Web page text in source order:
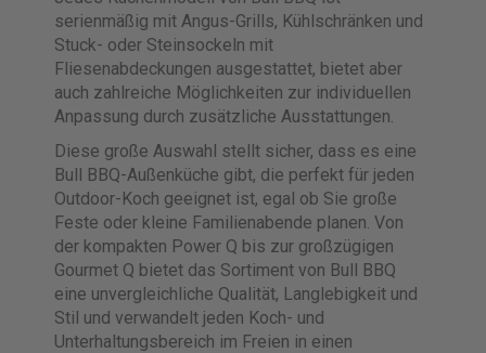
serienmäßig mit Angus-Grills, Kühlschränken und
Stuck- oder Steinsockeln mit
Fliesenabdeckungen ausgestattet, bietet aber
auch zahlreiche Möglichkeiten zur individuellen
Anpassung durch zusätzliche Ausstattungen.
Diese große Auswahl stellt sicher, dass es eine
Bull BBQ-Außenküche gibt, die perfekt für jeden
Outdoor-Koch geeignet ist, egal ob Sie große
Feste oder kleine Familienabende planen. Von
der kompakten Power Q bis zur großzügigen
Gourmet Q bietet das Sortiment von Bull BBQ
eine unvergleichliche Qualität, Langlebigkeit und
Stil und verwandelt jeden Koch- und
Unterhaltungsbereich im Freien in einen